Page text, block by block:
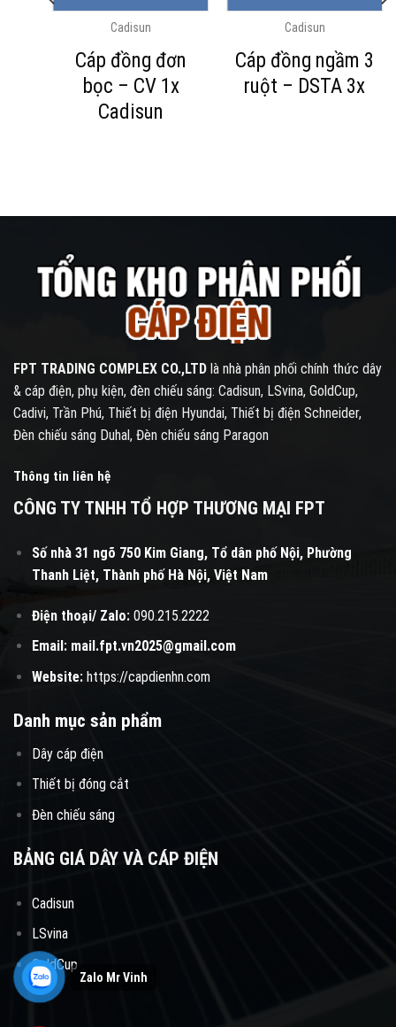
Cadisun
Cáp đồng đơn
bọc – CV 1x
Cadisun
Cadisun
Cáp đồng ngầm 3
ruột – DSTA 3x
FPT TRADING COMPLEX CO.,LTD là nhà phân phối chính thức dây
& cáp điện, phụ kiện, đèn chiếu sáng: Cadisun, LSvina, GoldCup,
Cadivi, Trần Phú, Thiết bị điện Hyundai, Thiết bị điện Schneider,
Đèn chiếu sáng Duhal, Đèn chiếu sáng Paragon
Thông tin liên hệ
CÔNG TY TNHH TỔ HỢP THƯƠNG MẠI FPT
Số nhà 31 ngõ 750 Kim Giang, Tổ dân phố Nội, Phường
Thanh Liệt, Thành phố Hà Nội, Việt Nam
Điện thoại/ Zalo:090.215.2222
Email: mail.fpt.vn2025@gmail.com
Website: https://capdienhn.com
Danh mục sản phẩm
Dây cáp điện
Thiết bị đóng cắt
Đèn chiếu sáng
BẢNG GIÁ DÂY VÀ CÁP ĐIỆN
Cadisun
LSvina
GoldCup